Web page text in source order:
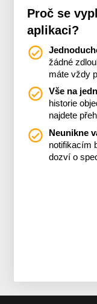
Proč se
aplikaci?
žádné
máte vždy
Vše na
historie
najdete
Neunikne
notifikacím
dozví o